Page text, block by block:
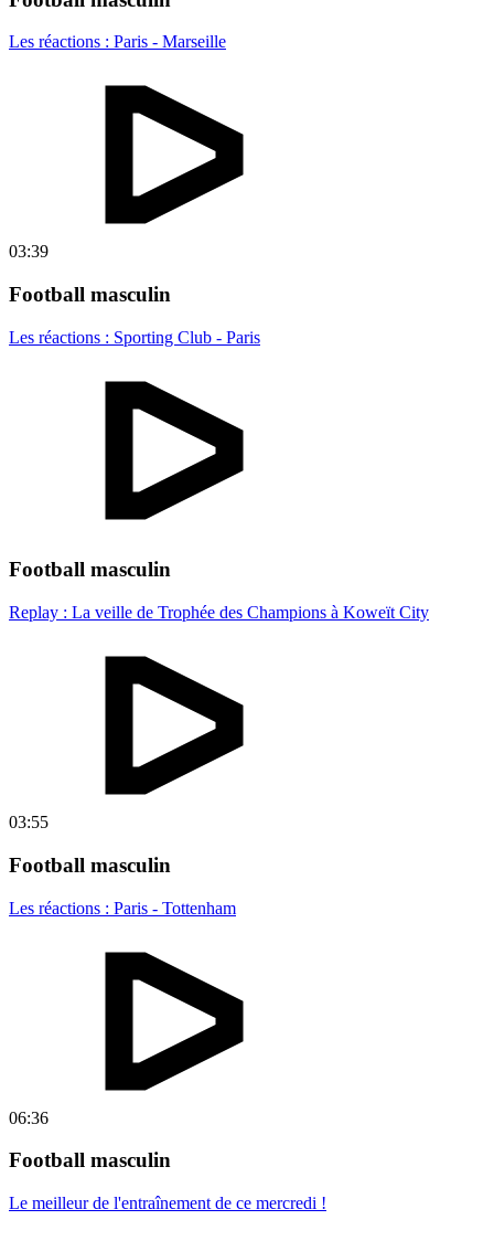
Les réactions : Paris - Marseille
03:39
Football masculin
Les réactions : Sporting Club - Paris
Football masculin
Replay : La veille de Trophée des Champions à Koweït City
03:55
Football masculin
Les réactions : Paris - Tottenham
06:36
Football masculin
Le meilleur de l'entraînement de ce mercredi !